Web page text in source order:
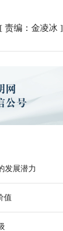
[ 责编：金凌冰 ]
发展潜力
值